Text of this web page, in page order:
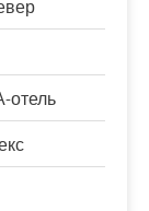
отель